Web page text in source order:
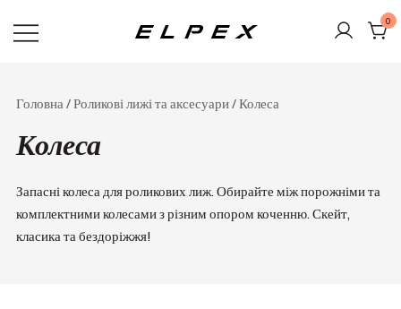
0
Головна/Роликові лижі та аксесуари/ Колеса
Колеса
Запасні колеса для роликових лиж. Обирайте між порожніми та
комплектними колесами з різним опором коченню. Скейт,
класика та бездоріжжя!